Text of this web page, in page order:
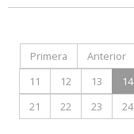
Primera Anterior
11
12 13 14
21
22 23 24